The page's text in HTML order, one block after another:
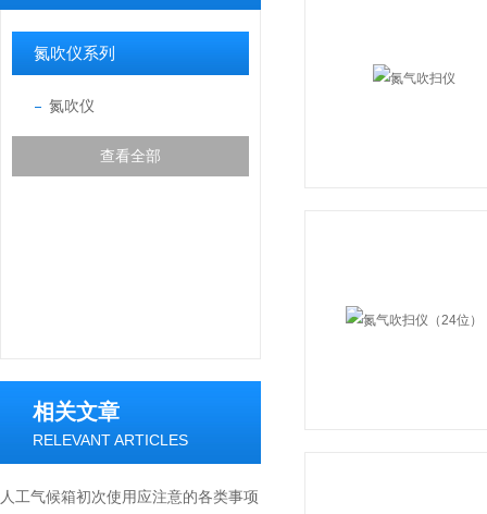
氮吹仪系列
氮吹仪
查看全部
相关文章
RELEVANT ARTICLES
人工气候箱初次使用应注意的各类事项